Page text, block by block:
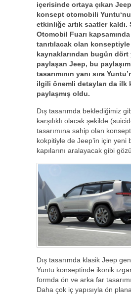
içerisinde ortaya çıkan
konsept otomobili
etkinliğe artık saatler kaldı.
Otomobil Fuarı kapsamında
tanıtılacak olan
kaynaklarından bugün dört
paylaşan Jeep, bu
tasarımının yanı sıra
ilgili önemli detayları da ilk
paylaşmış oldu.
Dış tasarımda beklediğimiz
karşılıklı olacak şekilde
tasarımına sahip olan
kokpitiyle de Jeep’in için yeni
kapılarını aralayacak gibi
Dış tasarımda klasik Jeep
Yuntu konseptinde ikonik
formda ön ve arka far
Daha çok iç yapısıyla ön